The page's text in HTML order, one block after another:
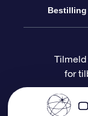
Bloggen
OSR
OSR
Star
One
Tilmeld
for